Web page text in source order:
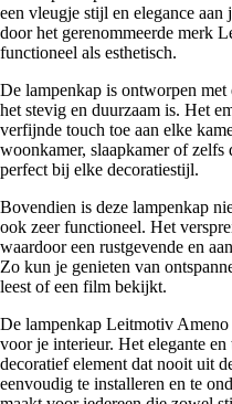
een vleugje stijl en elegance
door het gerenommeerde merk
functioneel als esthetisch.
De lampenkap is ontworpen
het stevig en duurzaam is. Het
verfijnde touch toe aan elke
woonkamer, slaapkamer of zelfs
perfect bij elke decoratiestijl.
Bovendien is deze lampenkap
ook zeer functioneel. Het
waardoor een rustgevende en
Zo kun je genieten van
leest of een film bekijkt.
De lampenkap Leitmotiv Ameno
voor je interieur. Het elegante
decoratief element dat nooit uit
eenvoudig te installeren en te